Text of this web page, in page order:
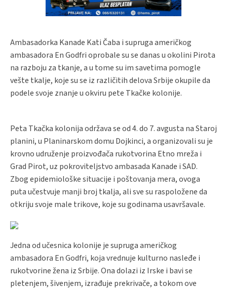
Ambasadorka Kanade Kati Čaba i supruga američkog
ambasadora En Godfri oprobale su se danas u okolini Pirota
na razboju za tkanje, a u tome su im savetima pomogle
vešte tkalje, koje su se iz različitih delova Srbije okupile da
podele svoje znanje u okviru pete Tkačke kolonije.
Peta Tkačka kolonija održava se od 4. do 7. avgusta na Staroj
planini, u Planinarskom domu Dojkinci, a organizovali su je
krovno udruženje proizvođača rukotvorina Etno mreža i
Grad Pirot, uz pokroviteljstvo ambasada Kanade i SAD.
Zbog epidemiološke situacije i poštovanja mera, ovoga
puta učestvuje manji broj tkalja, ali sve su raspoložene da
otkriju svoje male trikove, koje su godinama usavršavale.
Jedna od učesnica kolonije je supruga američkog
ambasadora En Godfri, koja vrednuje kulturno nasleđe i
rukotvorine žena iz Srbije. Ona dolazi iz Irske i bavi se
pletenjem, šivenjem, izrađuje prekrivače, a tokom ove